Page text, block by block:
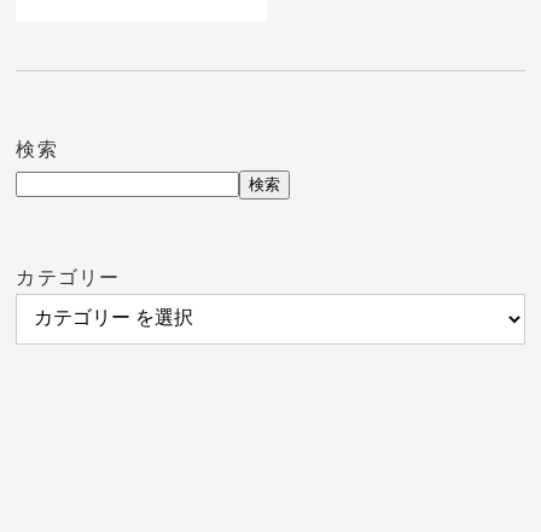
画の視聴は
検索
検索
カテゴリー